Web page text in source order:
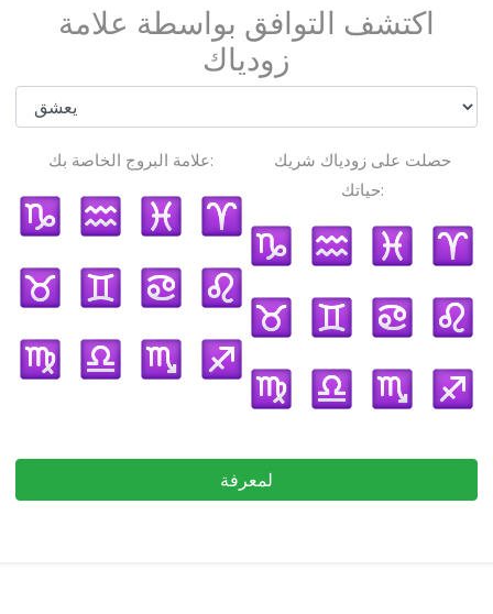
اكتشف التوافق بواسطة علامة
زودياك
علامة البروج الخاصة بك:
حصلت على زودياك شريك
حياتك:
لمعرفة